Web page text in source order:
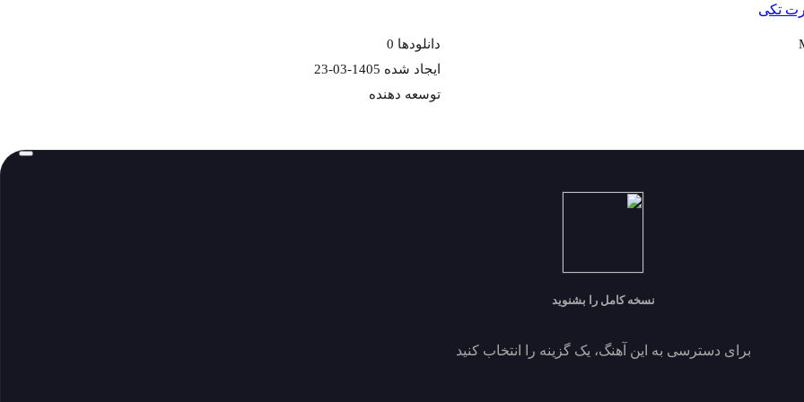
تکی
دانلودها 0
ايجاد شده 1405-03-23
توسعه دهنده
نسخه کامل را بشنوید
برای دسترسی به این آهنگ، یک گزینه را انتخاب کنید